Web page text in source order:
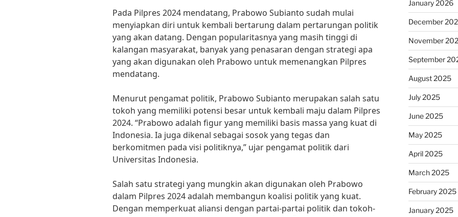
Pada Pilpres 2024 mendatang, Prabowo Subianto sudah mulai
menyiapkan diri untuk kembali bertarung dalam pertarungan politik
yang akan datang. Dengan popularitasnya yang masih tinggi di
kalangan masyarakat, banyak yang penasaran dengan strategi apa
yang akan digunakan oleh Prabowo untuk memenangkan Pilpres
mendatang.
Menurut pengamat politik, Prabowo Subianto merupakan salah satu
tokoh yang memiliki potensi besar untuk kembali maju dalam Pilpres
2024. “Prabowo adalah figur yang memiliki basis massa yang kuat di
Indonesia. Ia juga dikenal sebagai sosok yang tegas dan
berkomitmen pada visi politiknya,” ujar pengamat politik dari
Universitas Indonesia.
Salah satu strategi yang mungkin akan digunakan oleh Prabowo
dalam Pilpres 2024 adalah membangun koalisi politik yang kuat.
Dengan memperkuat aliansi dengan partai-partai politik dan tokoh-
January 2026
December
November
September
August 2025
July 2025
June 2025
May 2025
April 2025
March 2025
February 2025
January 2025